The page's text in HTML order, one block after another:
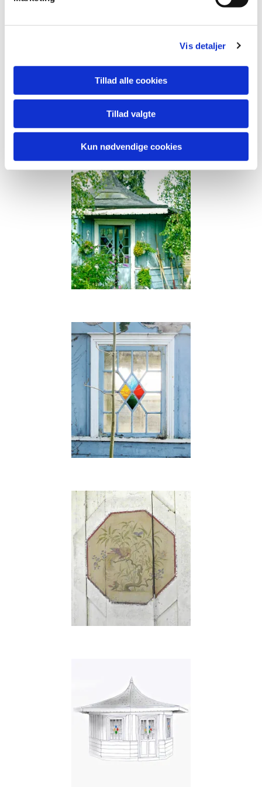
Vis detaljer
Tillad alle cookies
Tillad valgte
Kun nødvendige cookies
Hansens Fond, Guldborgsund Kommunes Bevaringspulje,
Frøken Constance Fuhrs Fond, S.C. Van Fonden, samt Nordea-
Fonden "Vores egn". - Bjarne Petersesen A/S har sponsoreret
Tilsammen gør det økonomisk muligt, at renovere og genopføre
pavillonen i Museets gårdhave.